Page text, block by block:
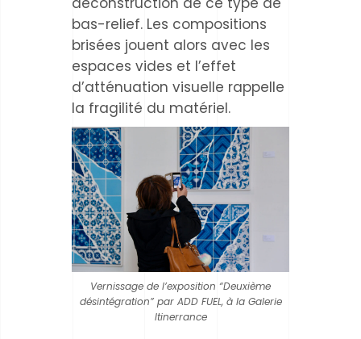
bas-relief. Les compositions
brisées jouent alors avec les
espaces vides et l’effet
d’atténuation visuelle rappelle
la fragilité du matériel.
Vernissage de l’exposition “Deuxième
désintégration” par ADD FUEL, à la Galerie
Itinerrance